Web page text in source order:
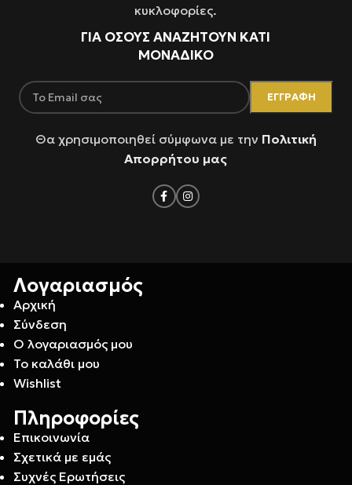
κυκλοφορίες.
ΓΙΑ ΌΣΟΥΣ ΑΝΑΖΗΤΟΥΝ ΚΑΤΙ
ΜΟΝΑΔΙΚΟ
Θα χρησιμοποιηθεί σύμφωνα με την Πολιτική
Απορρήτου μας
Λογαριασμός
Αρχική
Σύνδεση
Ο λογαριασμός μου
Το καλάθι μου
Wishlist
Πληροφορίες
Επικοινωνία
Σχετικά με εμάς
Συχνές Ερωτήσεις